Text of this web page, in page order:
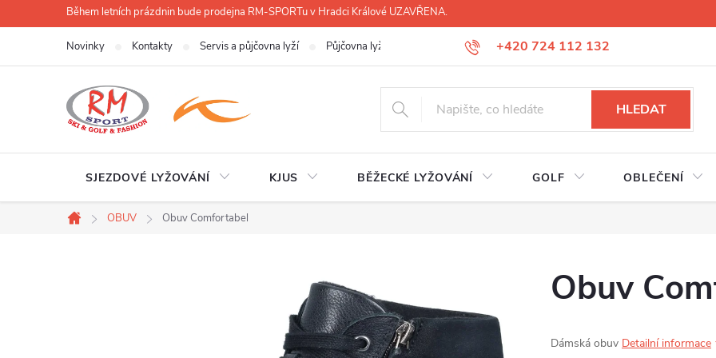
na
Během letních prázdnin bude prodejna RM-SPORTu v Hradci Králové UZAVŘENA.
+420 724 112 132
Novinky Kontakty Servis a půjčovna lyží Půjčovna lyží, lyžáků, běžek Úprava lyžáků na míru
HLEDAT
SJEZDOVÉ LYŽOVÁNÍ KJUS BĚŽECKÉ LYŽOVÁNÍ GOLF OBLEČENÍ
Domů
OBUV Obuv Comfortabel
Obuv
Dámská obuv Detailní informace